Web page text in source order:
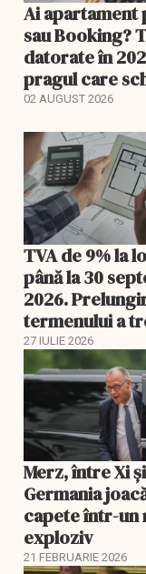
Ai apartament
sau Booking?
datorate în
pragul care
regimul fiscal
02 AUGUST 2026
TVA de 9% la
până la 30
2026.
termenului a
comisia din
27 IULIE 2026
Merz, între Xi
Germania
capete într-un
exploziv
21 FEBRUARIE 2026